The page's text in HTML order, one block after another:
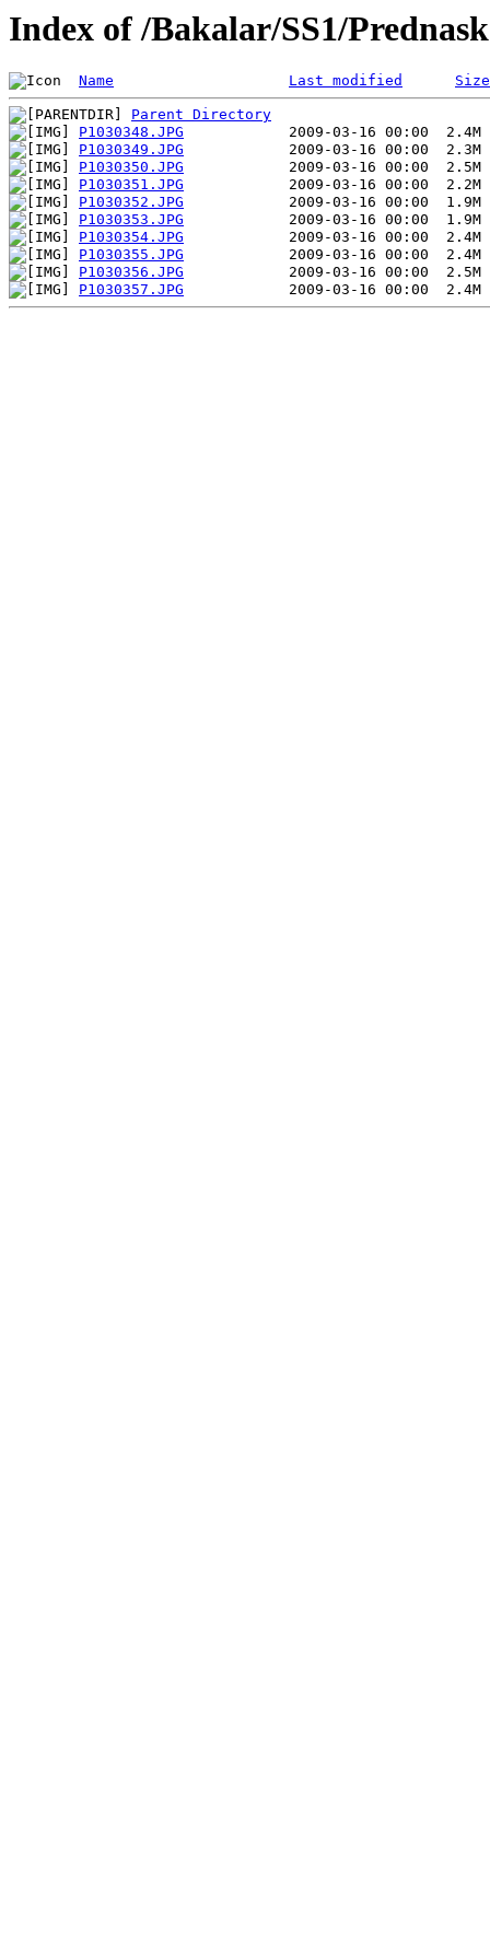
Index of /Bakalar/SS1/
Name Last modified Size
Parent Directory
P1030348.JPG
P1030349.JPG
P1030350.JPG
P1030351.JPG
P1030352.JPG
P1030353.JPG
P1030354.JPG
P1030355.JPG
P1030356.JPG
P1030357.JPG